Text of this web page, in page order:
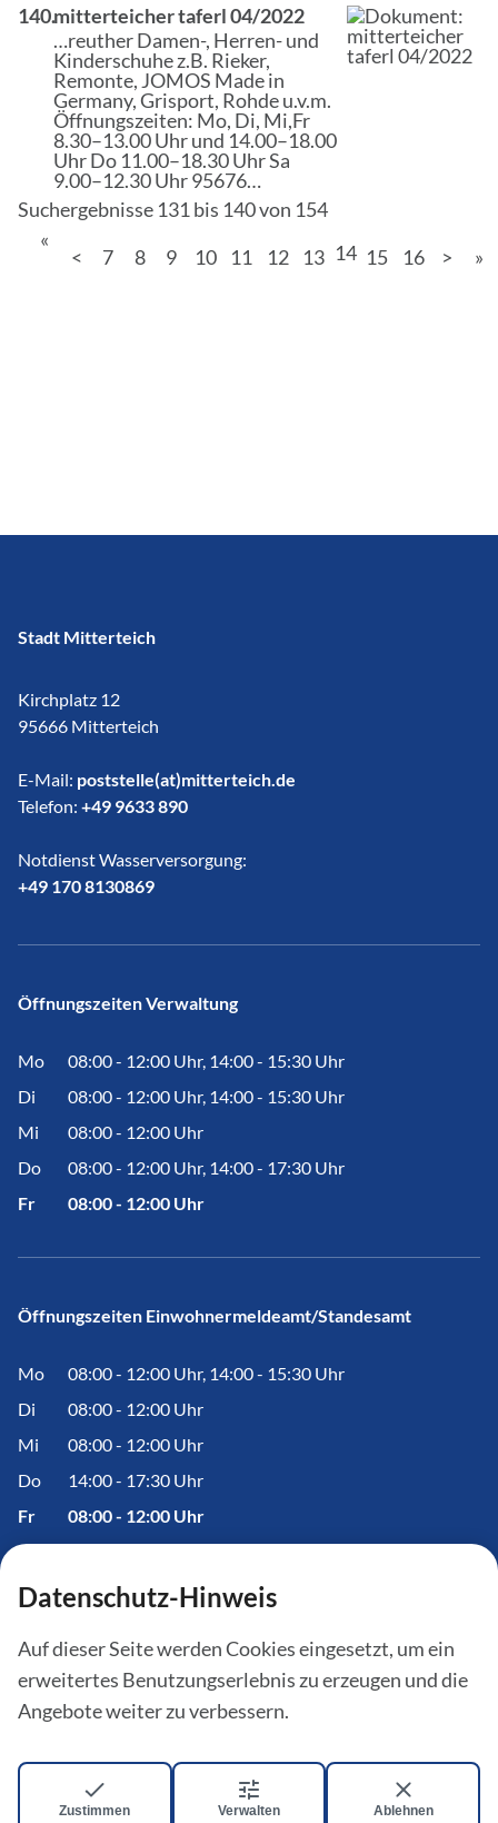
Datenschutz-Hinweis
Auf dieser Seite werden Cookies eingesetzt, um ein
erweitertes Benutzungserlebnis zu erzeugen und die
Angebote weiter zu verbessern.
Zustimmen Verwalten Ablehnen
140.mitterteicher taferl 04/2022
…reuther Damen-, Herren- und
Kinderschuhe z.B. Rieker,
Remonte, JOMOS Made in
Germany, Grisport, Rohde u.v.m.
Öffnungszeiten: Mo, Di, Mi,Fr
8.30–13.00 Uhr und 14.00–18.00
Uhr Do 11.00–18.30 Uhr Sa
9.00–12.30 Uhr 95676…
Suchergebnisse 131 bis 140 von 154
«
< 7 8 9 10 11 12 13 14 15 16 > »
Stadt Mitterteich
Kirchplatz 12
95666 Mitterteich
E-Mail: poststelle(at)mitterteich.de
Telefon: +49 9633 890
Notdienst Wasserversorgung:
​​​​​​​+49 170 8130869
Öffnungszeiten Verwaltung
Mo
08:00 - 12:00 Uhr, 14:00 - 15:30 Uhr
Di
08:00 - 12:00 Uhr, 14:00 - 15:30 Uhr
Mi
08:00 - 12:00 Uhr
Do
08:00 - 12:00 Uhr, 14:00 - 17:30 Uhr
Fr
08:00 - 12:00 Uhr
Öffnungszeiten Einwohnermeldeamt/Standesamt
Mo
08:00 - 12:00 Uhr, 14:00 - 15:30 Uhr
Di
08:00 - 12:00 Uhr
Mi
08:00 - 12:00 Uhr
Do
14:00 - 17:30 Uhr
Fr
08:00 - 12:00 Uhr
Amtstafel
Bürgerinfoportal